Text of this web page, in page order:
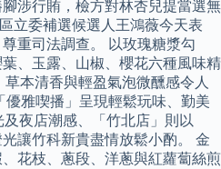
涉行賄，檢方對林杏兒提當選無
立委補選候選人王鴻薇今天表
重司法調查。 以玫瑰糖漿勾
、玉露、山椒、櫻花六種風味精
本清香與輕盈氣泡微醺感令人
雅喫播」呈現輕鬆玩味、勤美
夜店潮感、「竹北店」則以
讓竹科新貴盡情放鬆小酌。 金
花枝、蔥段、洋蔥與紅蘿蔔絲煎